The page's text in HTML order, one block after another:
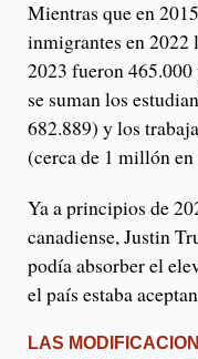
Mientras que en
inmigrantes en 2022
2023 fueron
se suman los
682.889) y los
(cerca de 1 millón
Ya a principios de
canadiense, Justin
podía absorber el
el país estaba
LAS